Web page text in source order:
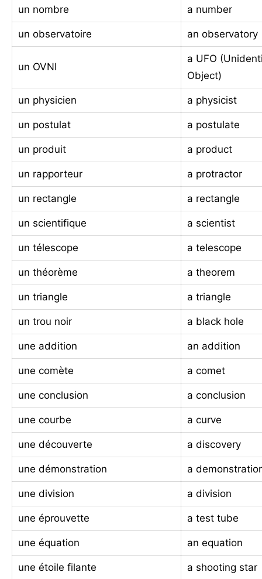
un nombre a number
un observatoire an observatory
un OVNI
a UFO
Object)
un physicien a physicist
un postulat a postulate
un produit a product
un rapporteur a protractor
un rectangle a rectangle
un scientifique a scientist
un télescope a telescope
un théorème a theorem
un triangle a triangle
un trou noir a black hole
une addition an addition
une comète a comet
une conclusion a conclusion
une courbe a curve
une découverte a discovery
une démonstration a
une division a division
une éprouvette a test tube
une équation an equation
une étoile filante a shooting star